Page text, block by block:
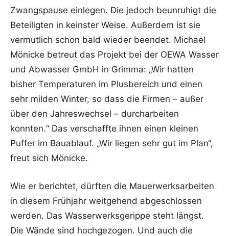
Zwangspause einlegen. Die jedoch beunruhigt die
Beteiligten in keinster Weise. Außerdem ist sie
vermutlich schon bald wieder beendet. Michael
Mönicke betreut das Projekt bei der OEWA Wasser
und Abwasser GmbH in Grimma: „Wir hatten
bisher Temperaturen im Plusbereich und einen
sehr milden Winter, so dass die Firmen – außer
über den Jahreswechsel – durcharbeiten
konnten.“ Das verschaffte ihnen einen kleinen
Puffer im Bauablauf. „Wir liegen sehr gut im Plan“,
freut sich Mönicke.
Wie er berichtet, dürften die Mauerwerksarbeiten
in diesem Frühjahr weitgehend abgeschlossen
werden. Das Wasserwerksgerippe steht längst.
Die Wände sind hochgezogen. Und auch die